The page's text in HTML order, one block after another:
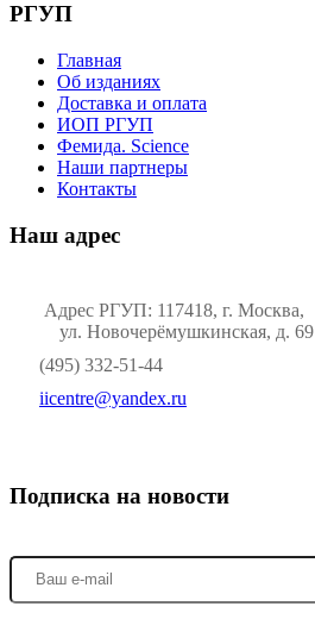
РГУП
Главная
Об изданиях
Доставка и оплата
ИОП РГУП
Фемида. Science
Наши партнеры
Контакты
Наш адрес
Адрес РГУП: 117418, г. Москва,
ул. Новочерёмушкинская, д. 69
(495) 332-51-44
iicentre@yandex.ru
Подписка на новости